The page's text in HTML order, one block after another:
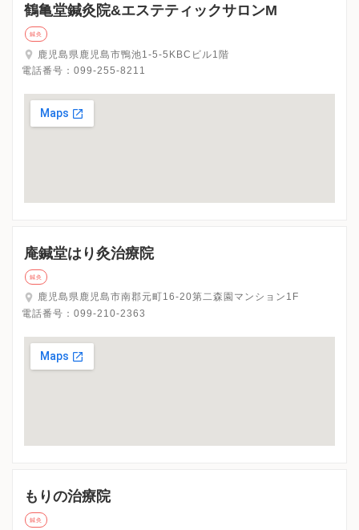
鶴亀堂鍼灸院&エステティックサロンM
鍼灸
鹿児島県鹿児島市鴨池1-5-5KBCビル1階
電話番号： 099-255-8211
庵鍼堂はり灸治療院
鍼灸
鹿児島県鹿児島市南郡元町16-20第二森園マンション1F
電話番号： 099-210-2363
もりの治療院
鍼灸